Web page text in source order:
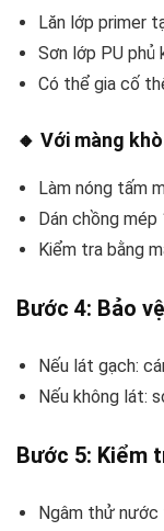
Lăn lớp primer
Sơn lớp PU phủ
Có thể gia cố
🔸 Với màng
Làm nóng tấm
Dán chồng mép
Kiểm tra bằng
Bước 4: Bảo
Nếu lát gạch:
Nếu không lát:
Bước 5: Kiểm
Ngâm thử